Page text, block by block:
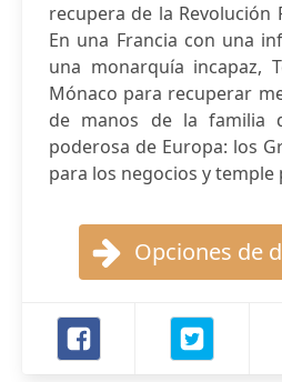
recupera de la Revolución
En una Francia con una
una monarquía incapaz,
Mónaco para recuperar
de manos de la familia
poderosa de Europa: los
para los negocios y temple
Opciones de